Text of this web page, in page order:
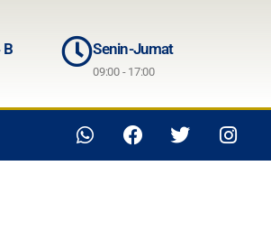
B Senin-Jumat
09:00 - 17:00